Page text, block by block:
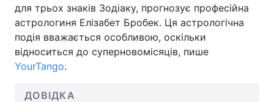
для трьох знаків Зодіаку, прогнозує професійна
астрологиня Елізабет Бробек. Ця астрологічна
подія вважається особливою, оскільки
відноситься до суперновомісяців, пише
YourTango.
ДОВІДКА